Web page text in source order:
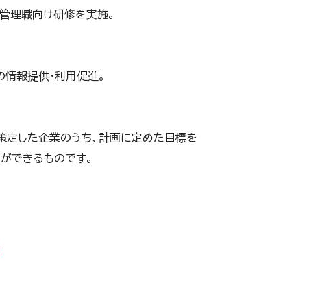
理職向け研修を実施。
報提供・利用促進。
した企業のうち、計画に定めた目標を
できるものです。